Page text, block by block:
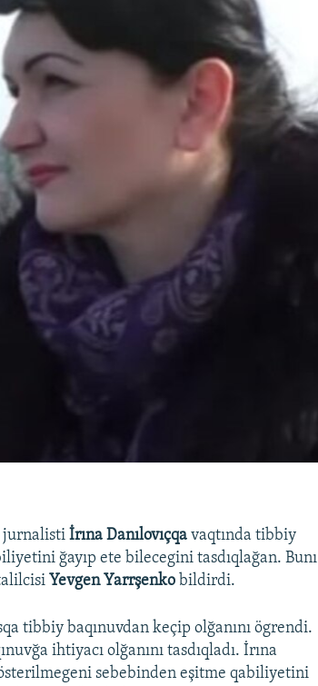
jurnalistiİrına Danılovıçqa vaqtında tibbiy
ğayıp ete bilecegini tasdıqlağan. Bunı
Yevgen Yarrşenko bildirdi.
tibbiy baqınuvdan keçip olğanını ögrendi.
ihtiyacı olğanını tasdıqladı. İrına
sebebinden eşitme qabiliyetini